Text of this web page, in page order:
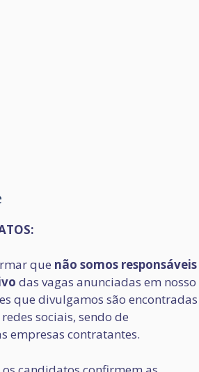
que não somos responsáveis
das vagas anunciadas em nosso
que divulgamos são encontradas
sociais, sendo de
empresas contratantes.